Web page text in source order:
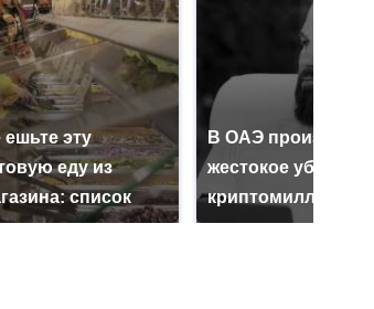
ешьте эту
еду из
список
В ОАЭ произошло
жестокое убийство
криптомиллионера